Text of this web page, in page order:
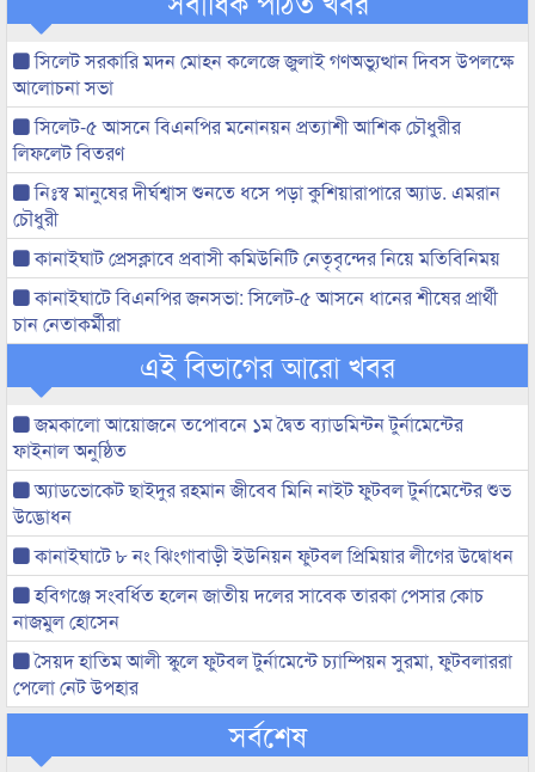
সিলেট সরকারি মদন মোহন কলেজে জুলাই গণঅভ্যুত্থান দিবস উপলক্ষে
আলোচনা সভা
সিলেট-৫ আসনে বিএনপির মনোনয়ন প্রত্যাশী আশিক চৌধুরীর
লিফলেট বিতরণ
নিঃস্ব মানুষের দীর্ঘশ্বাস শুনতে ধসে পড়া কুশিয়ারাপারে অ্যাড. এমরান
চৌধুরী
কানাইঘাট প্রেসক্লাবে প্রবাসী কমিউনিটি নেতৃবৃন্দের নিয়ে মতিবিনিময়
কানাইঘাটে বিএনপির জনসভা: সিলেট-৫ আসনে ধানের শীষের প্রার্থী
চান নেতাকর্মীরা
এই বিভাগের আরো খবর
জমকালো আয়োজনে তপোবনে ১ম দ্বৈত ব্যাডমিন্টন টুর্নামেন্টের
ফাইনাল অনুষ্ঠিত
অ্যাডভোকেট ছাইদুর রহমান জীবেব মিনি নাইট ফুটবল টুর্নামেন্টের শুভ
উদ্ভোধন
কানাইঘাটে ৮ নং ঝিংগাবাড়ী ইউনিয়ন ফুটবল প্রিমিয়ার লীগের উদ্বোধন
হবিগঞ্জে সংবর্ধিত হলেন জাতীয় দলের সাবেক তারকা পেসার কোচ
নাজমুল হোসেন
সৈয়দ হাতিম আলী স্কুলে ফুটবল টুর্নামেন্টে চ্যাম্পিয়ন সুরমা, ফুটবলাররা
পেলো নেট উপহার
সর্বশেষ